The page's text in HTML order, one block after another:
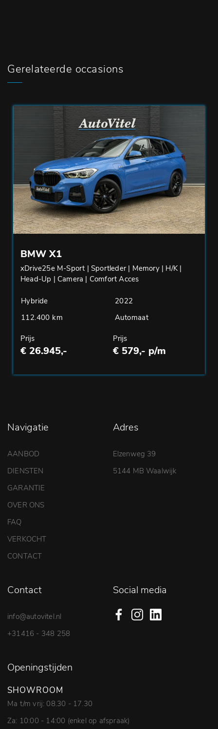
Gerelateerde occasions
BMW X1
xDrive25e M-Sport | Sportleder | Memory | H/K |
Head-Up | Camera | Comfort Acces
Hybride
2022
112.400 km
Automaat
Prijs
€ 26.945,-
Prijs
€ 579,- p/m
Navigatie
AANBOD
DIENSTEN
GARANTIE
OVER ONS
FAQ
VERKOCHT
CONTACT
Adres
Elzenweg 39
5144 MB Waalwijk
Contact
info@autovitel.nl
+31416 - 348 258
Social media
Openingstijden
SHOWROOM
Ma t/m vrij: 08.30 - 17.30
Za: 10:00 - 14:00 (enkel op afspraak)